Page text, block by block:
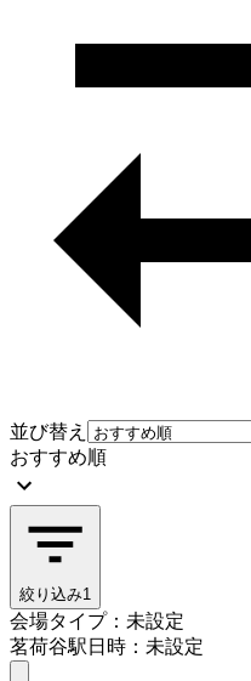
並び替え
おすすめ順
絞り込み1
会場タイプ：未設定
茗荷谷駅日時：未設定